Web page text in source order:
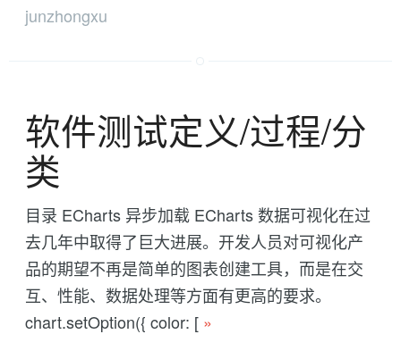
junzhongxu
软件测试定义/过程/分
类
目录 ECharts 异步加载 ECharts 数据可视化在过
去几年中取得了巨大进展。开发人员对可视化产
品的期望不再是简单的图表创建工具，而是在交
互、性能、数据处理等方面有更高的要求。
chart.setOption({ color: [ »